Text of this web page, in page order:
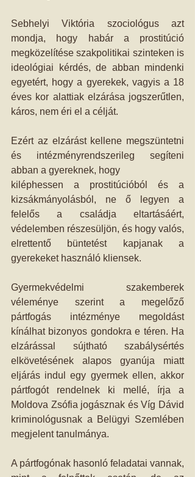
Sebhelyi Viktória szociológus azt
mondja, hogy habár a prostitúció
megközelítése szakpolitikai szinteken is
ideológiai kérdés, de abban mindenki
egyetért, hogy a gyerekek, vagyis a 18
éves kor alattiak elzárása jogszerűtlen,
káros, nem éri el a célját.
Ezért az elzárást kellene megszüntetni
és intézményrendszerileg segíteni
abban a gyereknek, hogy
kiléphessen a prostitúcióból és a
kizsákmányolásból, ne ő legyen a
felelős a családja eltartásáért,
védelemben részesüljön, és hogy valós,
elrettentő büntetést kapjanak a
gyerekeket használó kliensek.
Gyermekvédelmi szakemberek
véleménye szerint a megelőző
pártfogás intézménye megoldást
kínálhat bizonyos gondokra e téren. Ha
elzárással sújtható szabálysértés
elkövetésének alapos gyanúja miatt
eljárás indul egy gyermek ellen, akkor
pártfogót rendelnek ki mellé, írja a
Moldova Zsófia jogásznak és Víg Dávid
kriminológusnak a Belügyi Szemlében
megjelent tanulmánya.
A pártfogónak hasonló feladatai vannak,